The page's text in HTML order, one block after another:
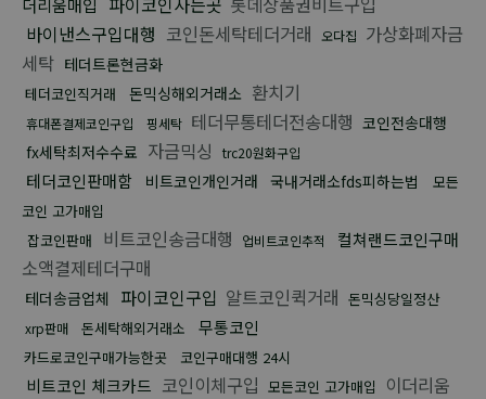
더리움매입
바이낸스구입대행 코인돈세탁테더거래 오다집 가상화폐자금
세탁 테더트론현금화
테더코인직거래 돈믹싱해외거래소 환치기
휴대폰결제코인구입 핑세탁 테더무통테더전송대행 코인전송대행
fx세탁최저수수료 자금믹싱 trc20원화구입
테더코인판매함 비트코인개인거래 국내거래소fds피하는법
모든
코인 고가매입
잡코인판매
비트코인송금대행 업비트코인추적 컬쳐랜드코인구매
소액결제테더구매
테더송금업체 파이코인구입 알트코인퀵거래 돈믹싱당일정산
xrp판매 돈세탁해외거래소 무통코인
카드로코인구매가능한곳 코인구매대행 24시
비트코인 체크카드 코인이체구입 모든코인 고가매입
이더리움